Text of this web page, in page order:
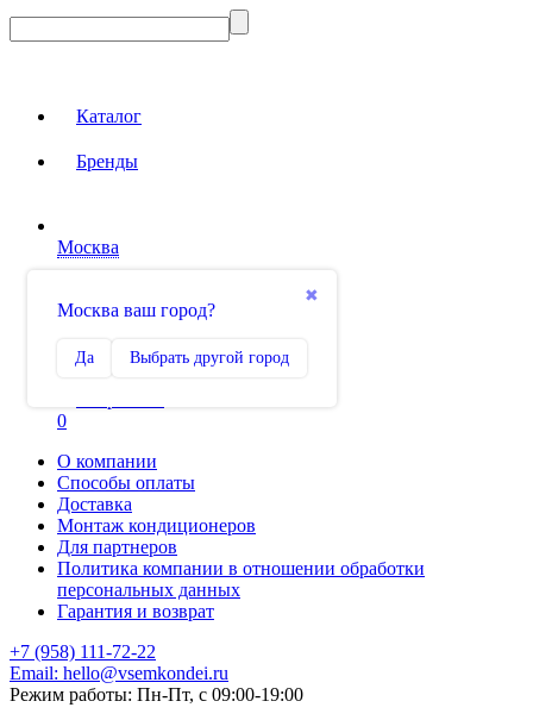
Каталог
Бренды
Москва
✖
Москва ваш город?
Да Выбрать другой город
Сравнение
0
О компании
Способы оплаты
Доставка
Монтаж кондиционеров
Для партнеров
Политика компании в отношении обработки
персональных данных
Гарантия и возврат
+7 (958) 111-72-22
Email: hello@vsemkondei.ru
Режим работы: Пн-Пт, с 09:00-19:00